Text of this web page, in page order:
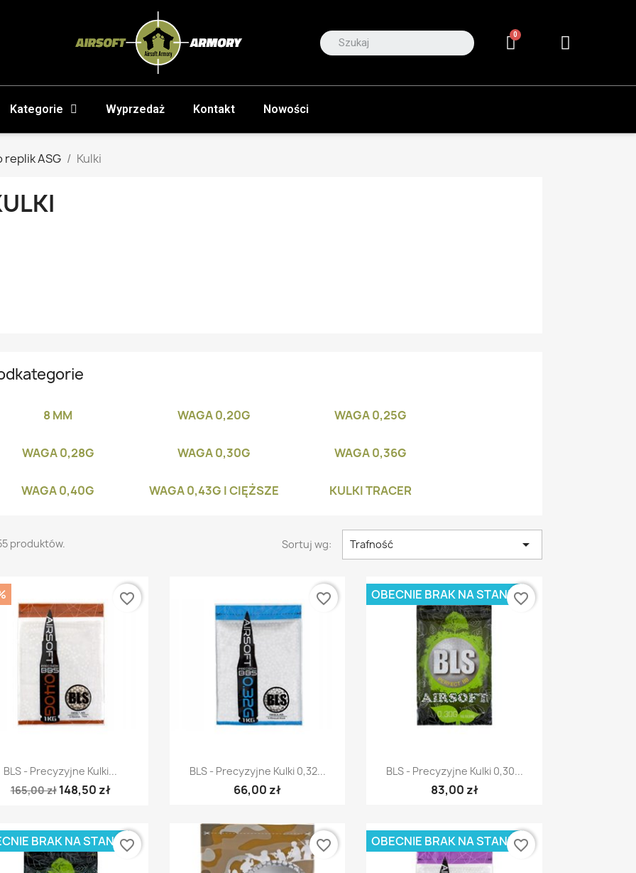
Kategorie Wyprzedaż Kontakt Nowości
replik ASG Kulki
8 MM WAGA 0,20G WAGA 0,25G
WAGA 0,28G WAGA 0,30G WAGA 0,36G
WAGA 0,40G WAGA 0,43G I CIĘŻSZE KULKI TRACER
produktów. Sortuj wg: Trafność 
 Szybki podgląd
BLS - Precyzyjne Kulki...
165,00 zł 148,50 zł
favorite_border
Szybki podgląd
BLS - Precyzyjne Kulki 0,32...
66,00 zł
favorite_border
Szybki podgląd
BLS - Precyzyjne Kulki 0,30...
83,00 zł
OBECNIE BRAK NA STANIEfavorite_border
BRAK NA STANIEfavorite_border favorite_border OBECNIE BRAK NA STANIEfavorite_border